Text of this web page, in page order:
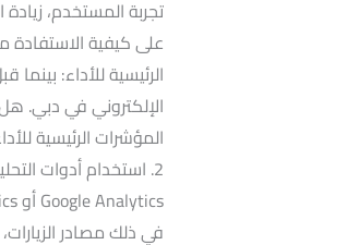
تجربة المستخدم،
الرئيسية للأداء:
الإلكتروني في دبي.
المؤشرات الرئيسية
2. استخدام أدوات